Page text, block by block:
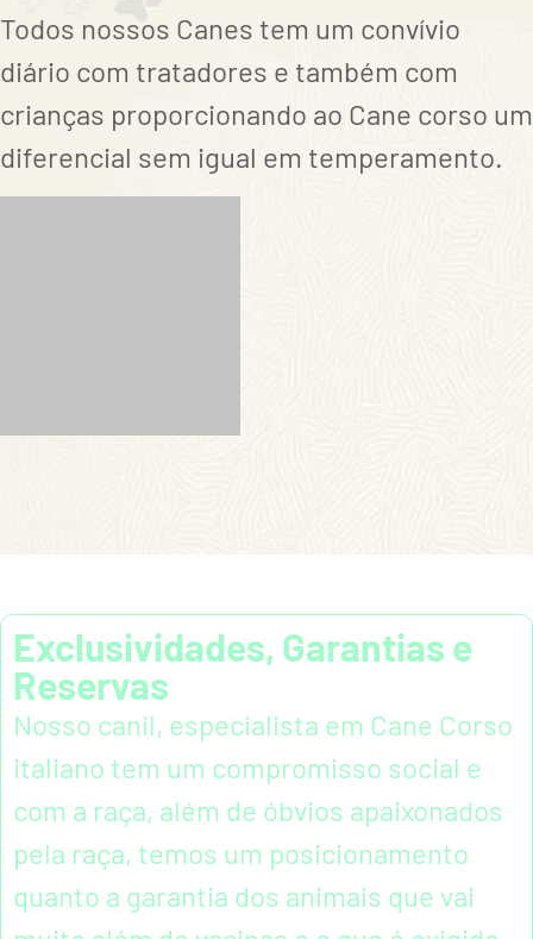
Todos nossos Canes tem um convívio
diário com tratadores e também com
crianças proporcionando ao Cane corso um
diferencial sem igual em temperamento.
Exclusividades, Garantias e
Reservas
Nosso canil, especialista em Cane Corso
italiano tem um compromisso social e
com a raça, além de óbvios apaixonados
pela raça, temos um posicionamento
quanto a garantia dos animais que vai